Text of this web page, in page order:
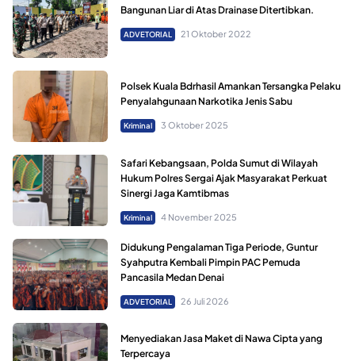
Bangunan Liar di Atas Drainase Ditertibkan.
ADVETORIAL 21 Oktober 2022
Polsek Kuala Bdrhasil Amankan Tersangka Pelaku
Penyalahgunaan Narkotika Jenis Sabu
Kriminal 3 Oktober 2025
Safari Kebangsaan, Polda Sumut di Wilayah
Hukum Polres Sergai Ajak Masyarakat Perkuat
Sinergi Jaga Kamtibmas
Kriminal 4 November 2025
Didukung Pengalaman Tiga Periode, Guntur
Syahputra Kembali Pimpin PAC Pemuda
Pancasila Medan Denai
ADVETORIAL 26 Juli 2026
Menyediakan Jasa Maket di Nawa Cipta yang
Terpercaya